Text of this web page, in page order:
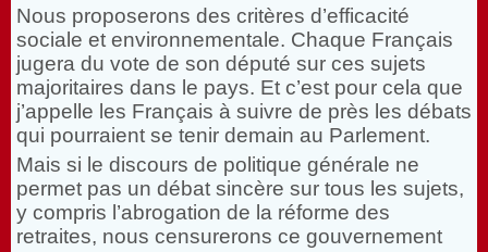
Nous proposerons des critères d’efficacité
sociale et environnementale. Chaque Français
jugera du vote de son député sur ces sujets
majoritaires dans le pays. Et c’est pour cela que
j’appelle les Français à suivre de près les débats
qui pourraient se tenir demain au Parlement.
Mais si le discours de politique générale ne
permet pas un débat sincère sur tous les sujets,
y compris l’abrogation de la réforme des
retraites, nous censurerons ce gouvernement